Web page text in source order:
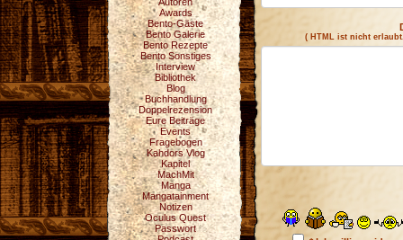
Awards
Bento-Gäste
Bento Galerie
Bento Rezepte
Bento Sonstiges
Interview
Bibliothek
Blog
Buchhandlung
Doppelrezension
Eure Beiträge
Events
Fragebogen
Kahdors Vlog
Kapitel
MachMit
Manga
Mangatainment
Notizen
Oculus Quest
Passwort
( HTML ist nicht